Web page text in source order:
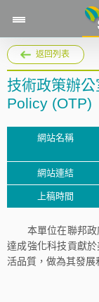
返回列表
技術政策辦
Policy (OTP)
網站名稱
網站連結
上稿時間
本單位在聯邦政
達成強化科技貢獻
活品質，做為其發展